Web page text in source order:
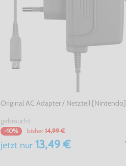
Original AC Adapter / Netzteil [Nintendo]
gebraucht
-10% bisher 14,99 €
jetzt nur13,49 €